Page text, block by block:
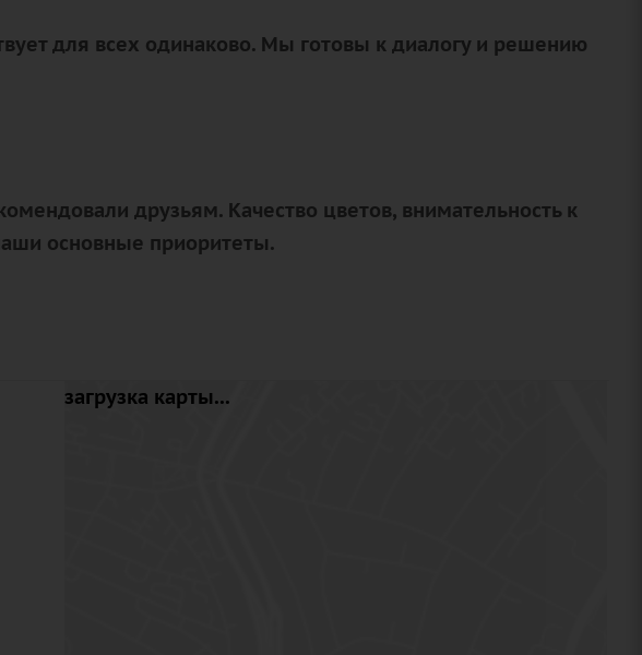
для всех одинаково. Мы готовы к диалогу и решению
друзьям. Качество цветов, внимательность к
основные приоритеты.
загрузка карты...